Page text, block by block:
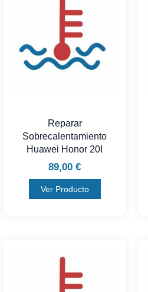
Reparar
Sobrecalentamiento
Huawei Honor 20I
89,00 €
Ver Producto